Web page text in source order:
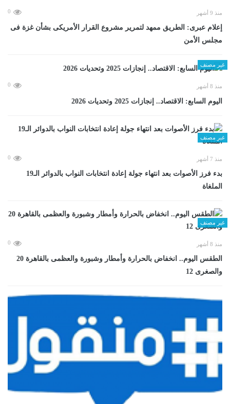
منذ 9 أشهر 0
إعلام عبرى: الطريق ممهد لتمرير مشروع القرار الأمريكى بشأن غزة فى
مجلس الأمن
غير مصنف
منذ 8 أشهر 0
اليوم السابع: الاقتصاد.. إنجازات 2025 وتحديات 2026
غير مصنف
منذ 7 أشهر 0
بدء فرز الأصوات بعد انتهاء جولة إعادة انتخابات النواب بالدوائر الـ19
الملغاة
غير مصنف
منذ 8 أشهر 0
الطقس اليوم.. انخفاض بالحرارة وأمطار وشبورة والعظمى بالقاهرة 20
والصغرى 12